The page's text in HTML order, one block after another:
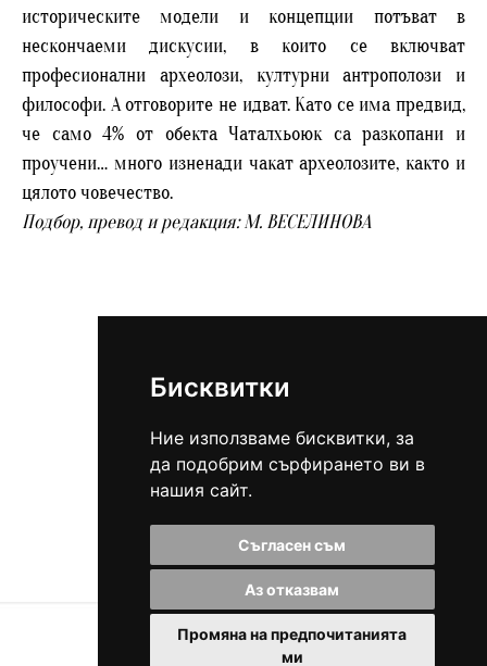
Бисквитки
Ние използваме бисквитки, за
да подобрим сърфирането ви в
нашия сайт.
Съгласен съм
Аз отказвам
Промяна на предпочитанията
ми
историческите модели и концепции потъват в
нескончаеми дискусии, в които се включват
професионални археолози, културни антрополози и
философи. А отговорите не идват. Като се има предвид,
че само 4% от обекта Чаталхьоюк са разкопани и
проучени… много изненади чакат археолозите, както и
цялото човечество.
Подбор, превод и редакция: М. ВЕСЕЛИНОВА
Виж всички статии